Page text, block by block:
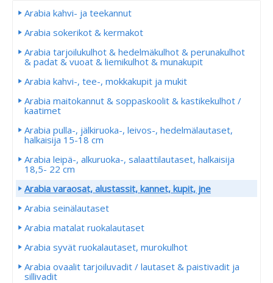
Arabia kahvi- ja teekannut
Arabia sokerikot & kermakot
Arabia tarjoilukulhot & hedelmäkulhot & perunakulhot
& padat & vuoat & liemikulhot & munakupit
Arabia kahvi-, tee-, mokkakupit ja mukit
Arabia maitokannut & soppaskoolit & kastikekulhot /
kaatimet
Arabia pulla-, jälkiruoka-, leivos-, hedelmälautaset,
halkaisija 15-18 cm
Arabia leipä-, alkuruoka-, salaattilautaset, halkaisija
18,5- 22 cm
Arabia varaosat, alustassit, kannet, kupit, jne
Arabia seinälautaset
Arabia matalat ruokalautaset
Arabia syvät ruokalautaset, murokulhot
Arabia ovaalit tarjoiluvadit / lautaset & paistivadit ja
sillivadit